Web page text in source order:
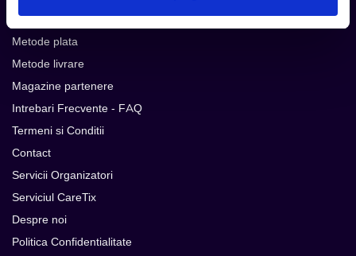
Cum comand
Metode plata
Metode livrare
Magazine partenere
Intrebari Frecvente - FAQ
Termeni si Conditii
Contact
Servicii Organizatori
Serviciul CareTix
Despre noi
Politica Confidentialitate